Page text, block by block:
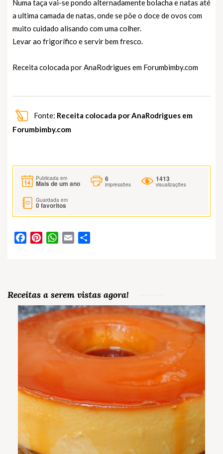
Numa taça vai-se pondo alternadamente bolacha e natas até
a ultima camada de natas, onde se põe o doce de ovos com
muito cuidado alisando com uma colher.
Levar ao frigorífico e servir bem fresco.
Receita colocada por AnaRodrigues em Forumbimby.com
Fonte: Receita colocada por AnaRodrigues em
Forumbimby.com
Publicada em
Mais de um ano
6
impressões
1413
visualizações
Guardada em
0favoritos
FacebookPinterestWhatsApp
Email
Receitas a serem vistas agora!